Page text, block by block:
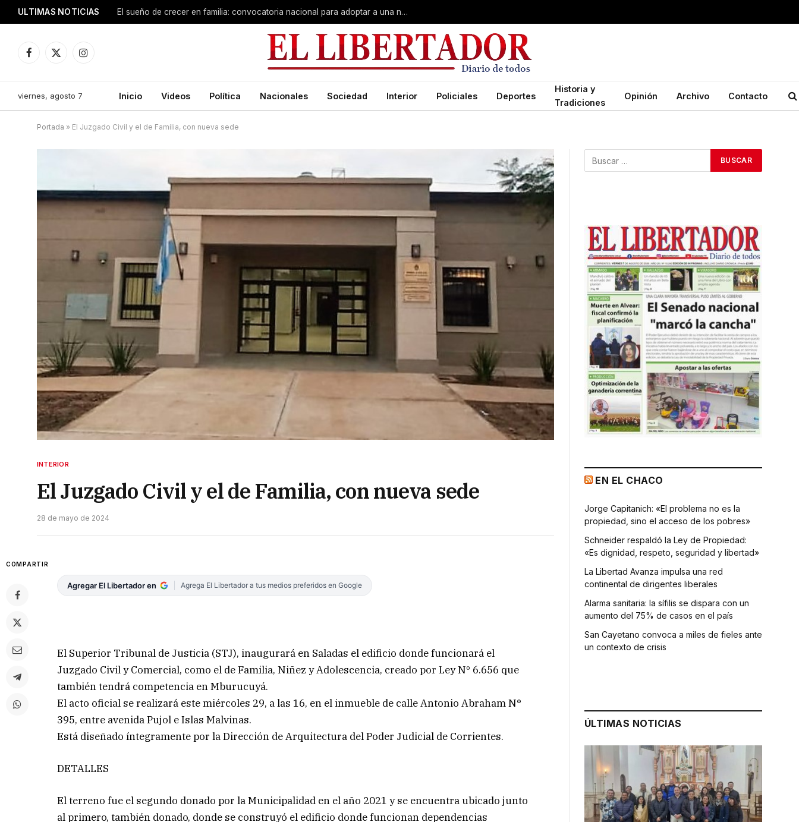
ULTIMAS NOTICIAS El sueño de crecer en familia: convocatoria nacional para adoptar a una niña de Corrientes
Facebook
X
Instagram
viernes, agosto 7 Inicio Videos Política Nacionales Sociedad Interior Policiales Deportes
Historia y
Tradiciones
Opinión Archivo Contacto
Portada » El Juzgado Civil y el de Familia, con nueva sede
INTERIOR
El Juzgado Civil y el de Familia, con nueva sede
28 de mayo de 2024
COMPARTIR
Agregar El Libertador en Agrega El Libertador a tus medios preferidos en Google
El Superior Tribunal de Justicia (STJ), inaugurará en Saladas el edificio donde funcionará el
Juzgado Civil y Comercial, como el de Familia, Niñez y Adolescencia, creado por Ley Nº 6.656 que
también tendrá competencia en Mburucuyá.
El acto oficial se realizará este miércoles 29, a las 16, en el inmueble de calle Antonio Abraham N°
395, entre avenida Pujol e Islas Malvinas.
Está diseñado íntegramente por la Dirección de Arquitectura del Poder Judicial de Corrientes.
DETALLES
El terreno fue el segundo donado por la Municipalidad en el año 2021 y se encuentra ubicado junto
al primero, también donado, donde se construyó el edificio donde funcionan dependencias
EN EL CHACO
Jorge Capitanich: «El problema no es la
propiedad, sino el acceso de los pobres»
Schneider respaldó la Ley de Propiedad:
«Es dignidad, respeto, seguridad y libertad»
La Libertad Avanza impulsa una red
continental de dirigentes liberales
Alarma sanitaria: la sífilis se dispara con un
aumento del 75% de casos en el país
San Cayetano convoca a miles de fieles ante
un contexto de crisis
ÚLTIMAS NOTICIAS